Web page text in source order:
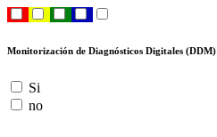
Monitorización de Diagnósticos Digitales (DDM)
Si
no